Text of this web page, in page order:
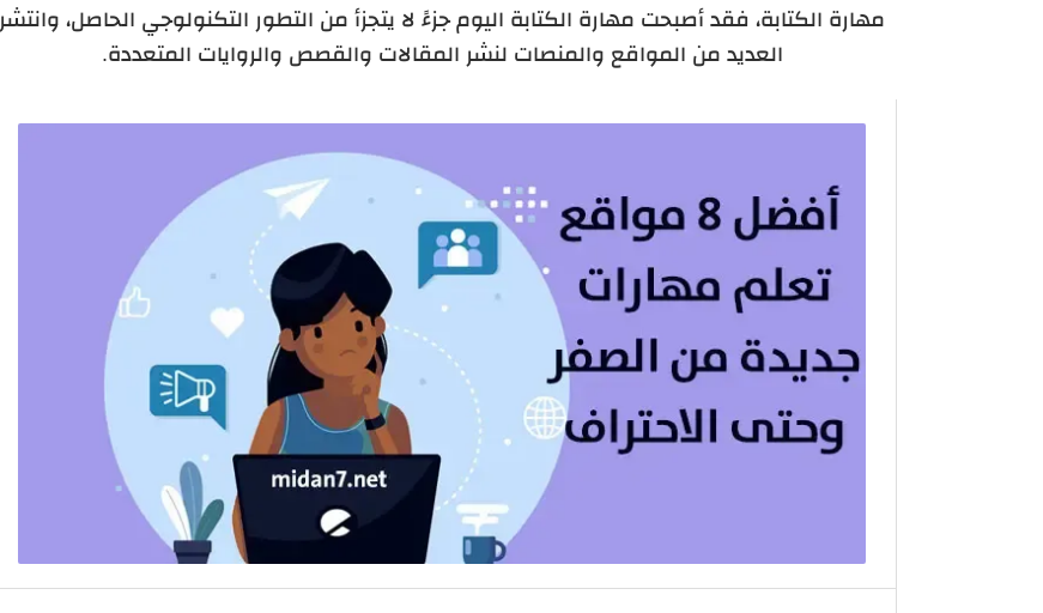
مهارة الكتابة، فقد أصبحت مهارة الكتابة اليوم جزءً لا يتجزأ من التطور التكنولوجي الحاصل، وانتشر
العديد من المواقع والمنصات لنشر المقالات والقصص والروايات المتعددة.